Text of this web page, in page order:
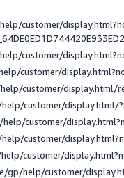
customer/
customer/
customer/
customer/display.html/
customer/display.html/
customer/
customer/
customer/
gp/help/customer/